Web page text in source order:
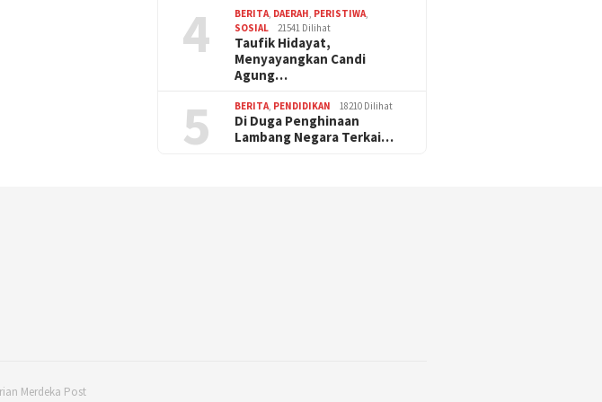
4 BERITA, DAERAH, PERISTIWA,
SOSIAL
21541 Dilihat
Taufik Hidayat,
Menyayangkan Candi
Agung…
5 BERITA, PENDIDIKAN 18210 Dilihat
Di Duga Penghinaan
Lambang Negara Terkai…
Merdeka Post